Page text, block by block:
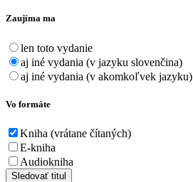
Zaujíma ma
len toto vydanie
aj iné vydania (v jazyku slovenčina)
aj iné vydania (v akomkoľvek jazyku)
Vo formáte
Kniha (vrátane čítaných)
E-kniha
Audiokniha
Sledovať titul